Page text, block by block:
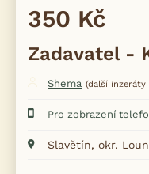
350 Kč
Zadavatel -
Shema (další
Pro zobrazení
Slavětín, okr.